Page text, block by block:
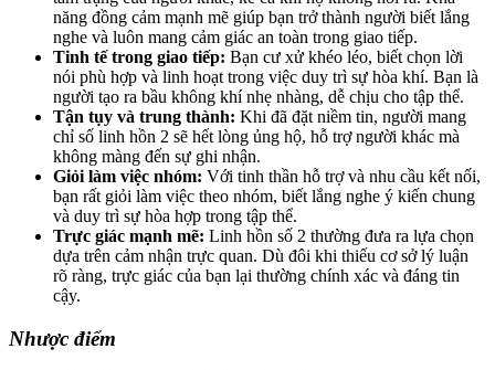
năng đồng cảm mạnh mẽ giúp bạn trở thành người biết lắng
nghe và luôn mang cảm giác an toàn trong giao tiếp.
Tinh tế trong giao tiếp: Bạn cư xử khéo léo, biết chọn lời
nói phù hợp và linh hoạt trong việc duy trì sự hòa khí. Bạn là
người tạo ra bầu không khí nhẹ nhàng, dễ chịu cho tập thể.
Tận tụy và trung thành: Khi đã đặt niềm tin, người mang
chỉ số linh hồn 2 sẽ hết lòng ủng hộ, hỗ trợ người khác mà
không màng đến sự ghi nhận.
Giỏi làm việc nhóm: Với tinh thần hỗ trợ và nhu cầu kết nối,
bạn rất giỏi làm việc theo nhóm, biết lắng nghe ý kiến chung
và duy trì sự hòa hợp trong tập thể.
Trực giác mạnh mẽ: Linh hồn số 2 thường đưa ra lựa chọn
dựa trên cảm nhận trực quan. Dù đôi khi thiếu cơ sở lý luận
rõ ràng, trực giác của bạn lại thường chính xác và đáng tin
cậy.
Nhược điểm